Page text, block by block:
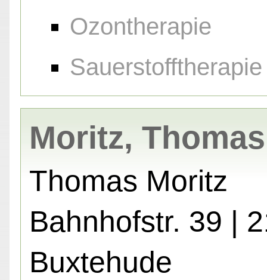
Ozontherapie
Sauerstofftherapie
Moritz, Thomas
Thomas Moritz
Bahnhofstr. 39 |
Buxtehude